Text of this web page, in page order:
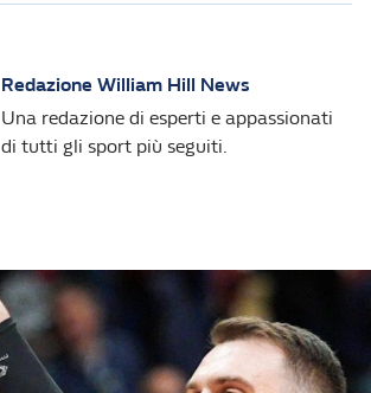
Redazione William Hill News
Una redazione di esperti e appassionati
di tutti gli sport più seguiti.